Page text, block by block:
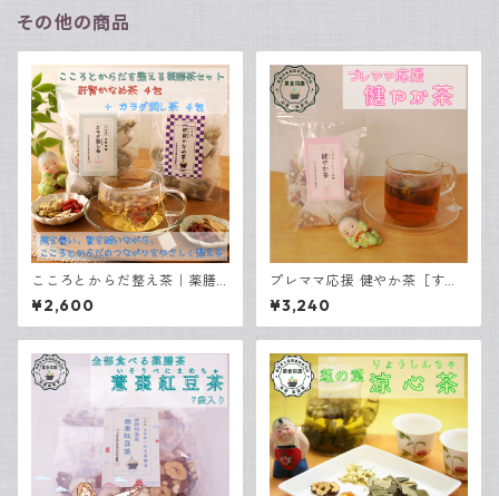
その他の商品
こころとからだ整え茶｜薬膳
茶2種飲み比べセット 8包入り
¥2,600
プレママ応援 健やか茶［すこ
やかちゃ］15包入
¥3,240